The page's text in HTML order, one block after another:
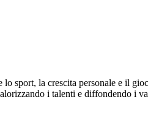
sport, la crescita personale e il
i talenti e diffondendo i